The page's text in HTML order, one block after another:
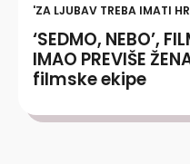
'ZA LJUBAV TREBA IMATI
‘SEDMO, NEBO’,
IMAO PREVIŠE
filmske ekipe